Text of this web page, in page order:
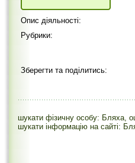
Опис діяльності:
Рубрики:
Зберегти та поділитись:
шукати фізичну особу: Бляха,
шукати інформацію на сайті: